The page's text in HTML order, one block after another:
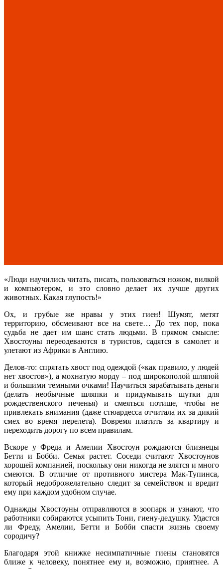
«Люди научились читать, писать, пользоваться ножом, вилкой
и компьютером, и это словно делает их лучше других
животных. Какая глупость!»
Ох, и грубые же нравы у этих гиен! Шумят, метят
территорию, обсмеивают все на свете… До тех пор, пока
судьба не дает им шанс стать людьми. В прямом смысле:
Хвостоуны переодеваются в туристов, садятся в самолет и
улетают из Африки в Англию.
Делов-то: спрятать хвост под одеждой («как правило, у людей
нет хвостов»), а мохнатую морду – под широкополой шляпой
и большими темными очками! Научиться зарабатывать деньги
(делать необычные шляпки и придумывать шутки для
рождественского печенья) и смеяться потише, чтобы не
привлекать внимания (даже стюардесса отчитала их за дикий
смех во время перелета). Вовремя платить за квартиру и
переходить дорогу по всем правилам.
Вскоре у Фреда и Амелии Хвостоун рождаются близнецы
Бетти и Бобби. Семья растет. Соседи считают Хвостоунов
хорошей компанией, поскольку они никогда не злятся и много
смеются. В отличие от противного мистера Мак-Тупинса,
который недоброжелательно следит за семейством и вредит
ему при каждом удобном случае.
Однажды Хвостоуны отправляются в зоопарк и узнают, что
работники собираются усыпить Тони, гиену-дедушку. Удастся
ли Фреду, Амелии, Бетти и Бобби спасти жизнь своему
сородичу?
Благодаря этой книжке несимпатичные гиены становятся
ближе к человеку, понятнее ему и, возможно, приятнее. А